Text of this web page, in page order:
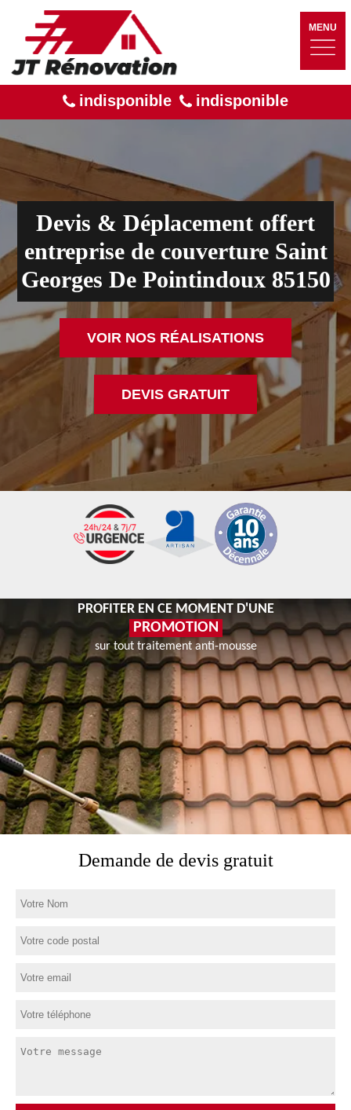
MENU
indisponible indisponible
Devis & Déplacement offert
entreprise de couverture Saint
Georges De Pointindoux 85150
VOIR NOS RÉALISATIONS
DEVIS GRATUIT
PROFITER EN CE MOMENT D'UNE
PROMOTION
sur tout traitement anti-mousse
Demande de devis gratuit